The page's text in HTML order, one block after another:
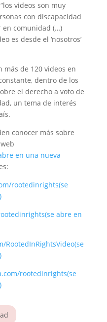
videos son muy
con discapacidad
comunidad (…)
es desde el ‘nosotros’
más de 120 videos en
dentro de los
el derecho a voto de
un tema de interés
conocer más sobre
en una nueva
rootedinrights(se
(se abre en
RootedInRightsVideo(se
rootedinrights(se